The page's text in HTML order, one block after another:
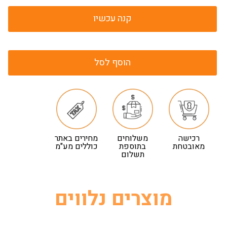
קנה עכשיו
הוסף לסל
רכישה
מאובטחת
משלוחים
בתוספת
תשלום
מחירים באתר
כוללים מע"מ
מוצרים נלווים